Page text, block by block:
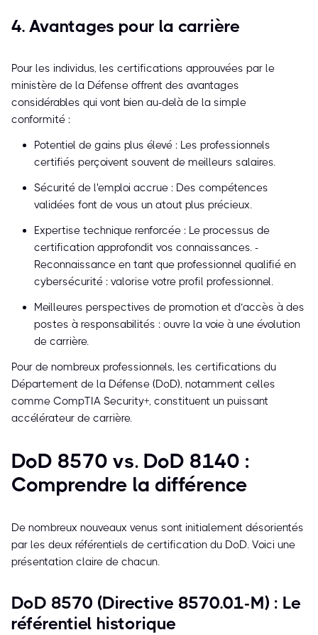
4. Avantages pour la carrière
Pour les individus, les certifications approuvées par le
ministère de la Défense offrent des avantages
considérables qui vont bien au-delà de la simple
conformité :
Potentiel de gains plus élevé : Les professionnels
certifiés perçoivent souvent de meilleurs salaires.
Sécurité de l'emploi accrue : Des compétences
validées font de vous un atout plus précieux.
Expertise technique renforcée : Le processus de
certification approfondit vos connaissances. -
Reconnaissance en tant que professionnel qualifié en
cybersécurité : valorise votre profil professionnel.
Meilleures perspectives de promotion et d’accès à des
postes à responsabilités : ouvre la voie à une évolution
de carrière.
Pour de nombreux professionnels, les certifications du
Département de la Défense (DoD), notamment celles
comme CompTIA Security+, constituent un puissant
accélérateur de carrière.
DoD 8570 vs. DoD 8140 :
Comprendre la différence
De nombreux nouveaux venus sont initialement désorientés
par les deux référentiels de certification du DoD. Voici une
présentation claire de chacun.
DoD 8570 (Directive 8570.01-M) : Le
référentiel historique